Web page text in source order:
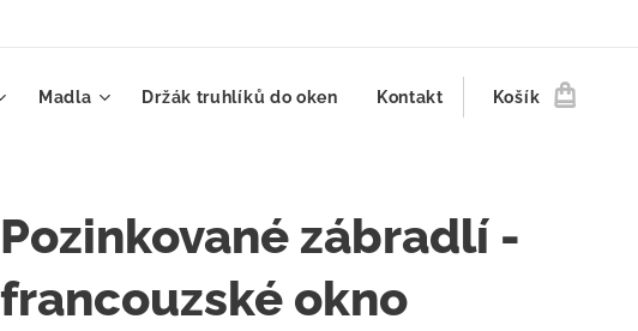
Madla Držák truhlíků do oken Kontakt Košík
Pozinkované zábradlí -
francouzské okno